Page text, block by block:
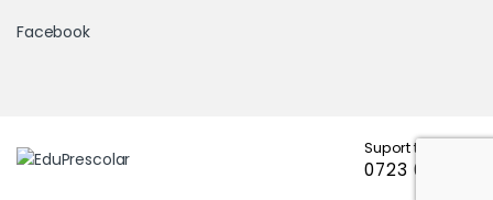
Facebook
Suport telefonic
0723 671 102